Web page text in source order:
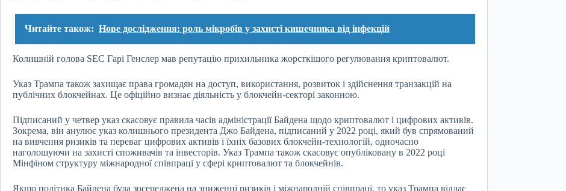
Читайте також: Нове дослідження: роль мікробів у захисті кишечника від інфекцій
Колишній голова SEC Гарі Генслер мав репутацію прихильника жорсткішого регулювання криптовалют.
Указ Трампа також захищає права громадян на доступ, використання, розвиток і здійснення транзакцій на
публічних блокчейнах. Це офіційно визнає діяльність у блокчейн-секторі законною.
Підписаний у четвер указ скасовує правила часів адміністрації Байдена щодо криптовалют і цифрових активів.
Зокрема, він анулює указ колишнього президента Джо Байдена, підписаний у 2022 році, який був спрямований
на вивчення ризиків та переваг цифрових активів і їхніх базових блокчейн-технологій, одночасно
наголошуючи на захисті споживачів та інвесторів. Указ Трампа також скасовує опубліковану в 2022 році
Мінфіном структуру міжнародної співпраці у сфері криптовалют та блокчейнів.
Якщо політика Байдена була зосереджена на зниженні ризиків і міжнародній співпраці, то указ Трампа віддає